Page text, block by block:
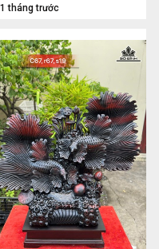
1 tháng trước